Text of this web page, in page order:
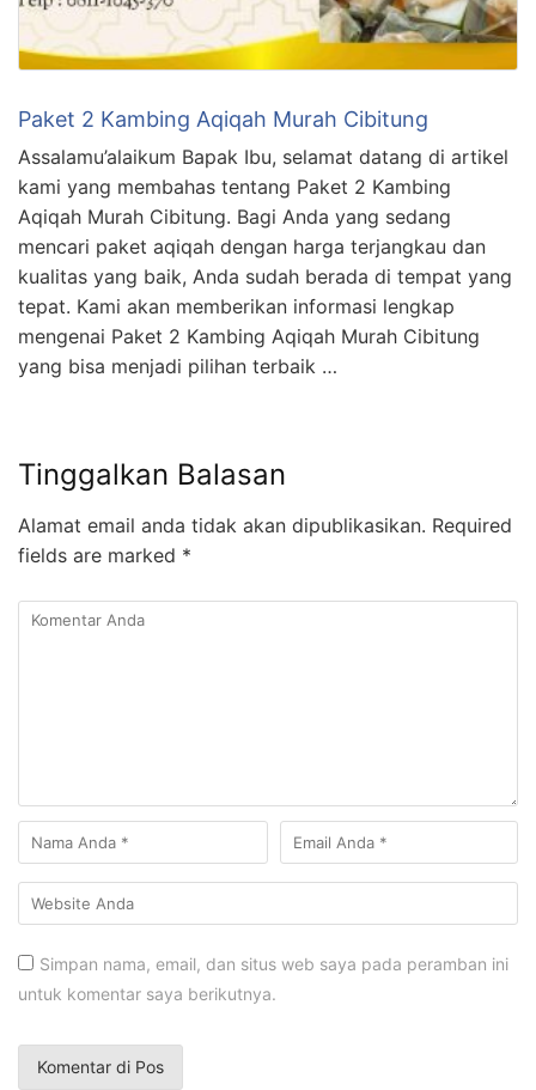
Paket 2 Kambing Aqiqah Murah Cibitung
Assalamu’alaikum Bapak Ibu, selamat datang di artikel
kami yang membahas tentang Paket 2 Kambing
Aqiqah Murah Cibitung. Bagi Anda yang sedang
mencari paket aqiqah dengan harga terjangkau dan
kualitas yang baik, Anda sudah berada di tempat yang
tepat. Kami akan memberikan informasi lengkap
mengenai Paket 2 Kambing Aqiqah Murah Cibitung
yang bisa menjadi pilihan terbaik …
Tinggalkan Balasan
Alamat email anda tidak akan dipublikasikan. Required
fields are marked *
Simpan nama, email, dan situs web saya pada peramban ini
untuk komentar saya berikutnya.